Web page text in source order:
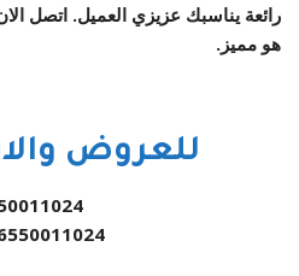
رائعة يناسبك عزيزي العميل. اتصل
هو مميز.
للعروض